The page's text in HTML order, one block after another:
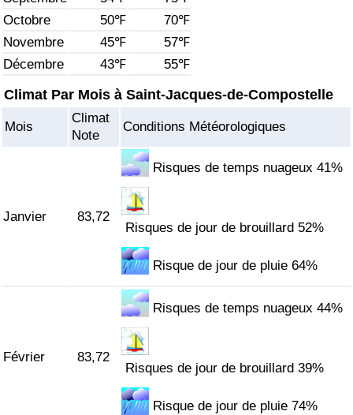
Octobre
50℉
70℉
Novembre
45℉
57℉
Décembre
43℉ 55℉
Climat Par Mois à Saint-Jacques-de-Compostelle
Mois
Climat
Note
Conditions Météorologiques
Janvier 83,72
Risques de temps nuageux 41%
Risques de jour de brouillard 52%
Risque de jour de pluie 64%
Février 83,72
Risques de temps nuageux 44%
Risques de jour de brouillard 39%
Risque de jour de pluie 74%
Soins de santé
Indice des soins de santé (Actuel)
Indice des soins de santé par Pays
Indice de Pollution (Actuel)
Indice de pollution
Indice de Pollution par Pays
Trafic